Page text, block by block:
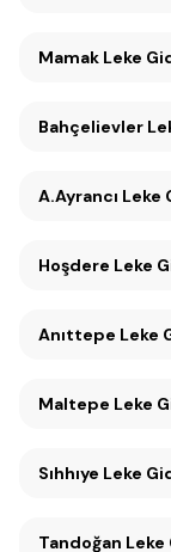
Mamak Leke
Bahçelievler
A.Ayrancı
Hoşdere Leke
Maltepe
Sıhhıye